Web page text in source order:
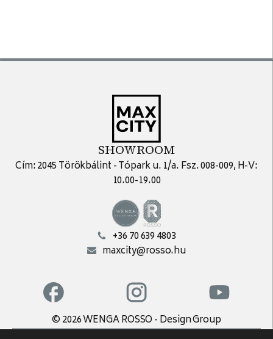
SHOWROOM
Cím: 2045 Törökbálint - Tópark u. 1/a. Fsz. 008-009, H-V:
10.00-19.00
+36 70 639 4803
maxcity@rosso.hu
© 2026 WENGA ROSSO - Design Group